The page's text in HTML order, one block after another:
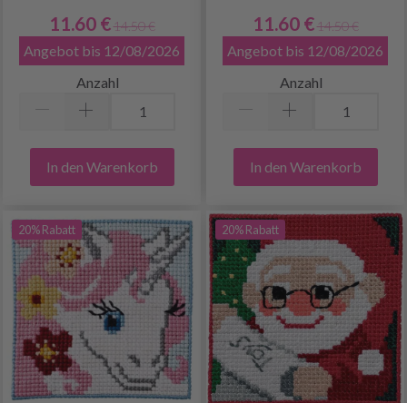
11.60 € 14.50 €
Angebot bis 12/08/2026
Anzahl
In den Warenkorb
11.60 € 14.50 €
Angebot bis 12/08/2026
Anzahl
In den Warenkorb
20% Rabatt 20% Rabatt